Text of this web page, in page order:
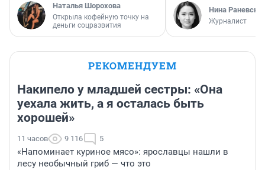
Наталья Шорохова
Открыла кофейную точку на
деньги соцразвития
Нина
Журналист
РЕКОМЕНДУЕМ
Накипело у младшей сестры: «Она
уехала жить, а я осталась быть
хорошей»
11 часов 9 116 5
«Напоминает куриное мясо»: ярославцы нашли в
лесу необычный гриб — что это